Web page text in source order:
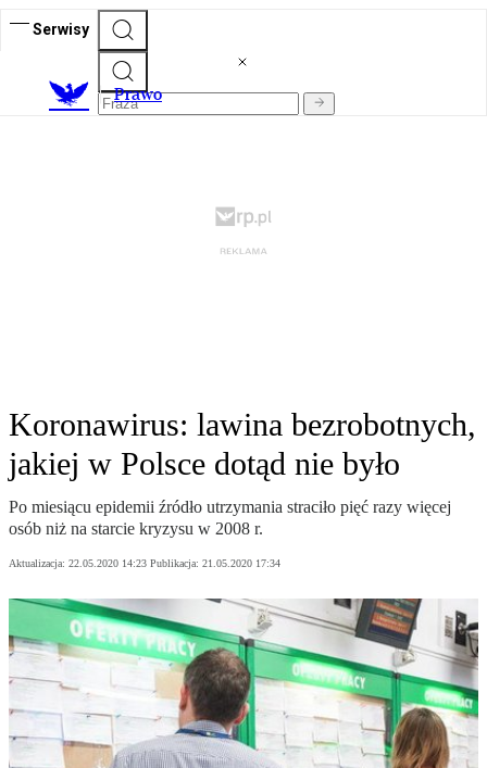
Serwisy
Prawo
Koronawirus: lawina bezrobotnych,
jakiej w Polsce dotąd nie było
Po miesiącu epidemii źródło utrzymania straciło pięć razy więcej
osób niż na starcie kryzysu w 2008 r.
Aktualizacja: 22.05.2020 14:23 Publikacja: 21.05.2020 17:34